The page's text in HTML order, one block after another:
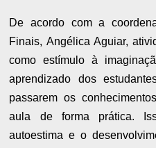
De acordo com a
Finais, Angélica Aguiar,
como estímulo à
aprendizado dos
passarem os
aula de forma prática.
autoestima e o